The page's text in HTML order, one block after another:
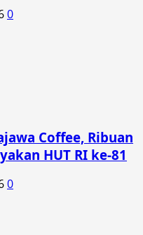
0
Coffee, Ribuan
HUT RI ke-81
0